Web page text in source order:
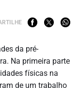
da pré-
Na primeira parte
físicas na
de um trabalho